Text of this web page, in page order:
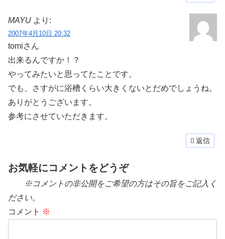
MAYU より:
2007年4月10日 20:32
tomiさん
出来るんですか！？
やってみたいと思ってたことです。
でも、さすがに浴槽くらい大きくないとだめでしょうね。
ありがとうございます。
参考にさせていただきます。
返信
お気軽にコメントをどうぞ
※コメントの非公開をご希望の方はその旨をご記入く
ださい。
コメント ※